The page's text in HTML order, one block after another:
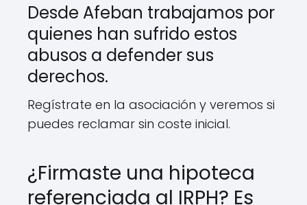
Desde Afeban trabajamos por
quienes han sufrido estos
abusos a defender sus
derechos.
Regístrate en la asociación y veremos si
puedes reclamar sin coste inicial.
¿Firmaste una hipoteca
referenciada al IRPH? Es